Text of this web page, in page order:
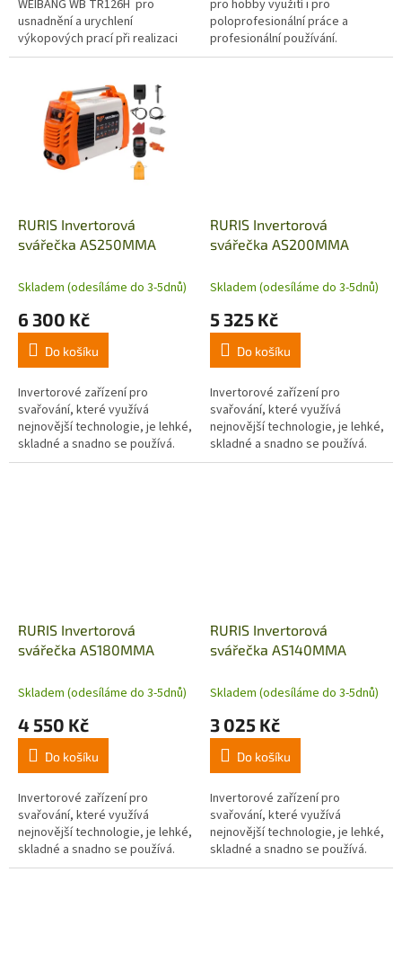
WEIBANG WB TR126H pro
usnadnění a urychlení
výkopových prací při realizaci
polní závlahy, instalace
pro hobby využití i pro
poloprofesionální práce a
profesionální používání.
Invertorový svařovací stroj se
RURIS Invertorová
svářečka AS250MMA
Skladem (odesíláme do 3-5dnů)
6 300 Kč
Do košíku
Invertorové zařízení pro
svařování, které využívá
nejnovější technologie, je lehké,
skladné a snadno se používá.
Má vysokou účinnost a výkon,
RURIS Invertorová
svářečka AS200MMA
Skladem (odesíláme do 3-5dnů)
5 325 Kč
Do košíku
Invertorové zařízení pro
svařování, které využívá
nejnovější technologie, je lehké,
skladné a snadno se používá.
Má vysokou účinnost a výkon,
RURIS Invertorová
svářečka AS180MMA
Skladem (odesíláme do 3-5dnů)
4 550 Kč
Do košíku
Invertorové zařízení pro
svařování, které využívá
nejnovější technologie, je lehké,
skladné a snadno se používá.
Má vysokou účinnost a výkon,
RURIS Invertorová
svářečka AS140MMA
Skladem (odesíláme do 3-5dnů)
3 025 Kč
Do košíku
Invertorové zařízení pro
svařování, které využívá
nejnovější technologie, je lehké,
skladné a snadno se používá.
Má vysokou účinnost a výkon,